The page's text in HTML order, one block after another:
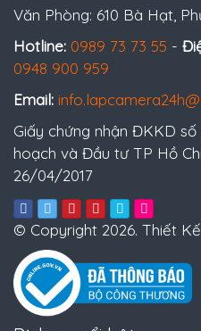
Văn Phòng: 610 Bà Hạt,
Hotline: 0989 73 73 55 -
0948 900 959
Email:
Giấy chứng nhận ĐKKD số
hoạch và Đầu tư TP Hồ
26/04/2017
© Copyright 2026. Thiết